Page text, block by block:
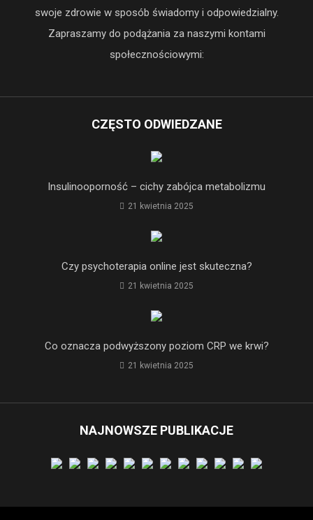
swoje zdrowie w sposób świadomy i odpowiedzialny.
Zapraszamy do podążania za naszymi kontami
społecznościowymi:
CZĘSTO ODWIEDZANE
Insulinooporność – cichy zabójca metabolizmu
21 kwietnia 2025
Czy psychoterapia online jest skuteczna?
21 kwietnia 2025
Co oznacza podwyższony poziom CRP we krwi?
21 kwietnia 2025
NAJNOWSZE PUBLIKACJE